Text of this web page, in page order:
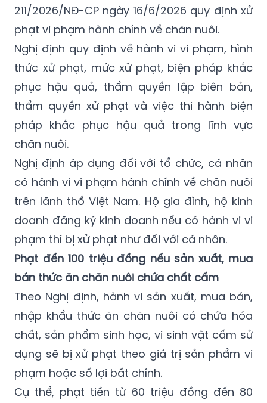
211/2026/NĐ-CP ngày 16/6/2026 quy định xử
phạt vi phạm hành chính về chăn nuôi.
Nghị định quy định về hành vi vi phạm, hình
thức xử phạt, mức xử phạt, biện pháp khắc
phục hậu quả, thẩm quyền lập biên bản,
thẩm quyền xử phạt và việc thi hành biện
pháp khắc phục hậu quả trong lĩnh vực
chăn nuôi.
Nghị định áp dụng đối với tổ chức, cá nhân
có hành vi vi phạm hành chính về chăn nuôi
trên lãnh thổ Việt Nam. Hộ gia đình, hộ kinh
doanh đăng ký kinh doanh nếu có hành vi vi
phạm thì bị xử phạt như đối với cá nhân.
Phạt đến 100 triệu đồng nếu sản xuất, mua
bán thức ăn chăn nuôi chứa chất cấm
Theo Nghị định, hành vi sản xuất, mua bán,
nhập khẩu thức ăn chăn nuôi có chứa hóa
chất, sản phẩm sinh học, vi sinh vật cấm sử
dụng sẽ bị xử phạt theo giá trị sản phẩm vi
phạm hoặc số lợi bất chính.
Cụ thể, phạt tiền từ 60 triệu đồng đến 80